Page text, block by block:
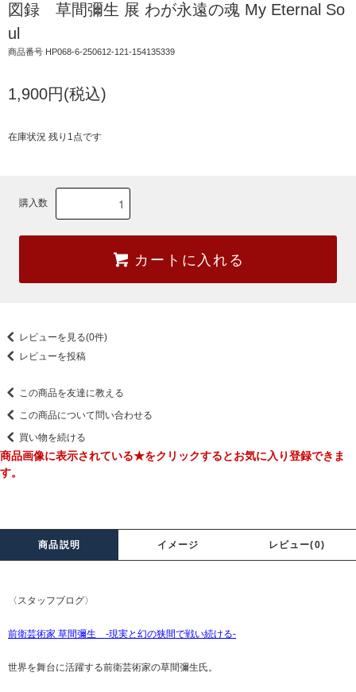
図録 草間彌生 展 わが永遠の魂 My Eternal So
ul
商品番号 HP068-6-250612-121-154135339
1,900円(税込)
在庫状況 残り1点です
購入数
カートに入れる
レビューを見る(0件)
レビューを投稿
この商品を友達に教える
この商品について問い合わせる
買い物を続ける
商品画像に表示されている★をクリックするとお気に入り登録できま
す。
商品説明 イメージ レビュー(0)
〈スタッフブログ〉
前衛芸術家 草間彌生 -現実と幻の狭間で戦い続ける-
世界を舞台に活躍する前衛芸術家の草間彌生氏。